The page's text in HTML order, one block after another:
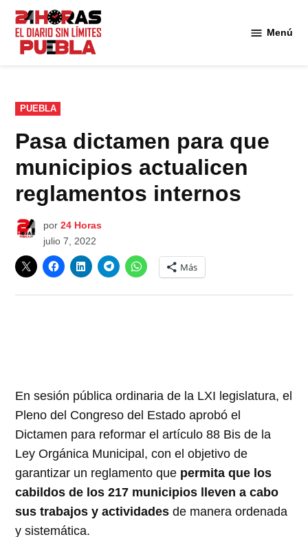
Saltar
contenido
Menú
PUBLICADO
EN
PUEBLA
Pasa dictamen para que
municipios actualicen
reglamentos internos
por 24 Horas
julio 7, 2022
Más
En sesión pública ordinaria de la LXI legislatura, el
Pleno del Congreso del Estado aprobó el
Dictamen para reformar el artículo 88 Bis de la
Ley Orgánica Municipal, con el objetivo de
garantizar un reglamento que permita que los
cabildos de los 217 municipios lleven a cabo
sus trabajos y actividades de manera ordenada
y sistemática.